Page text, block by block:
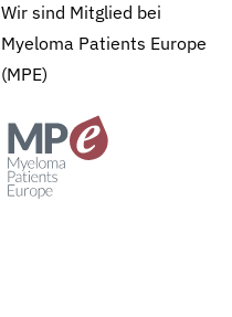
Wir sind Mitglied bei
Myeloma Patients Europe
(MPE)